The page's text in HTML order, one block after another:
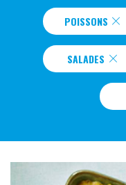
POISSONS
SALADES